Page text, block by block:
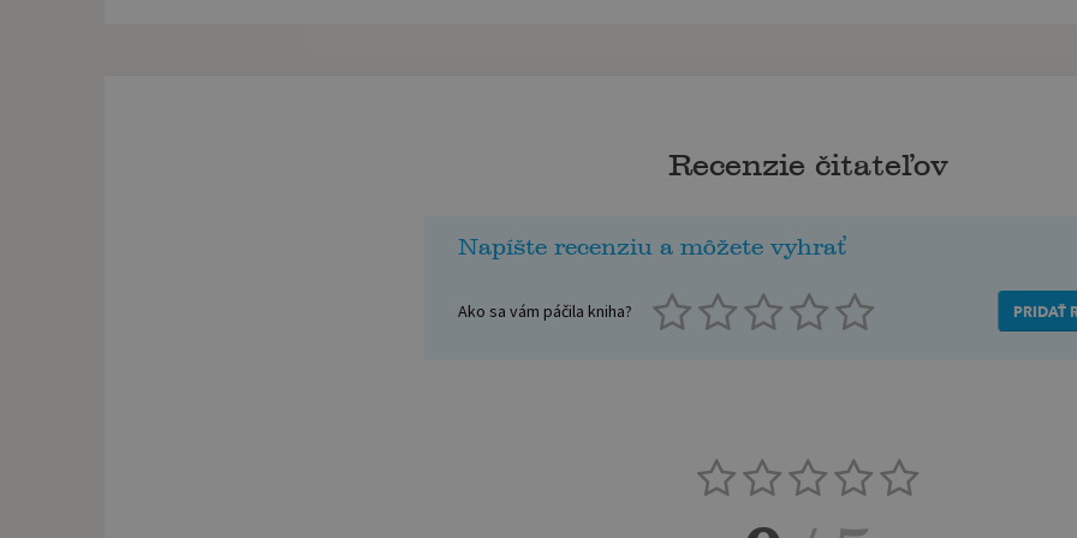
Recenzie čitateľov
Napíšte recenziu a môžete vyhrať
Ako sa vám páčila kniha? PRIDAŤ